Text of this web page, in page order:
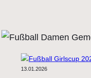
13.01.2026